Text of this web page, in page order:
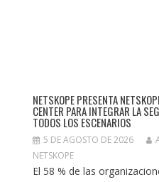
NETSKOPE PRESENTA
CENTER PARA INTEGRAR LA
TODOS LOS ESCENARIOS
5 DE AGOSTO DE 2026
NETSKOPE
El 58 % de las